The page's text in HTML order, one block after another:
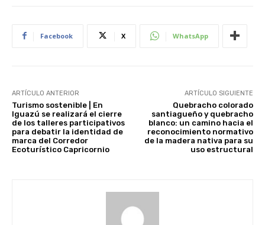
Facebook X WhatsApp
ARTÍCULO ANTERIOR
Turismo sostenible | En
Iguazú se realizará el cierre
de los talleres participativos
para debatir la identidad de
marca del Corredor
Ecoturístico Capricornio
ARTÍCULO SIGUIENTE
Quebracho colorado
santiagueño y quebracho
blanco: un camino hacia el
reconocimiento normativo
de la madera nativa para su
uso estructural